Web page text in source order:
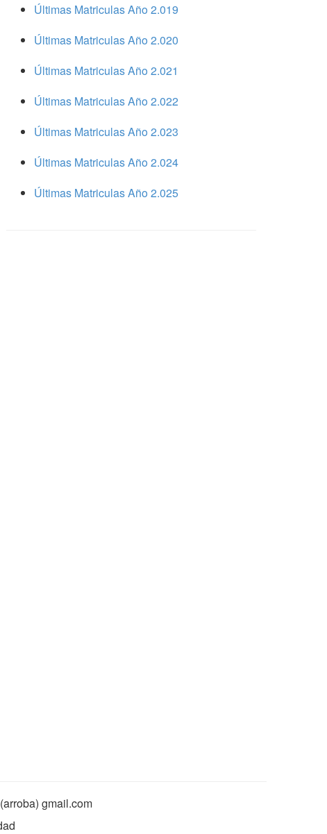
Últimas Matriculas Año 2.019
Últimas Matriculas Año 2.020
Últimas Matriculas Año 2.021
Últimas Matriculas Año 2.022
Últimas Matriculas Año 2.023
Últimas Matriculas Año 2.024
Últimas Matriculas Año 2.025
gmail.com